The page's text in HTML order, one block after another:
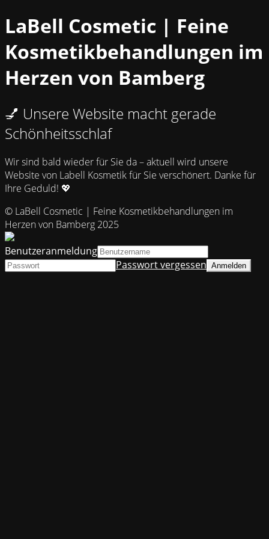
LaBell Cosmetic | Feine
Kosmetikbehandlungen im
Herzen von Bamberg
💅 Unsere Website macht gerade
Schönheitsschlaf
Wir sind bald wieder für Sie da – aktuell wird unsere
Website von Labell Kosmetik für Sie verschönert. Danke für
Ihre Geduld! 💖
© LaBell Cosmetic | Feine Kosmetikbehandlungen im
Herzen von Bamberg 2025
Benutzeranmeldung
Passwort vergessen